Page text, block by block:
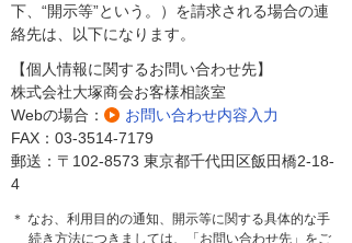
下、“開示等”という。）を請求される場合の連
絡先は、以下になります。
【個人情報に関するお問い合わせ先】
株式会社大塚商会お客様相談室
Webの場合：
お問い合わせ内容入力
FAX：03-3514-7179
郵送：〒102-8573 東京都千代田区飯田橋2-18-
4
＊ なお、利用目的の通知、開示等に関する具体的な手
続き方法につきましては、「お問い合わせ先」をご